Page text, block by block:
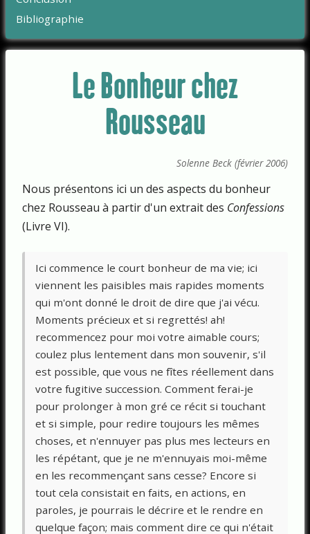
Bibliographie
Le Bonheur chez
Rousseau
Solenne Beck (février 2006)
Nous présentons ici un des aspects du bonheur
chez Rousseau à partir d'un extrait des Confessions
(Livre VI).
Ici commence le court bonheur de ma vie; ici
viennent les paisibles mais rapides moments
qui m'ont donné le droit de dire que j'ai vécu.
Moments précieux et si regrettés! ah!
recommencez pour moi votre aimable cours;
coulez plus lentement dans mon souvenir, s'il
est possible, que vous ne fîtes réellement dans
votre fugitive succession. Comment ferai-je
pour prolonger à mon gré ce récit si touchant
et si simple, pour redire toujours les mêmes
choses, et n'ennuyer pas plus mes lecteurs en
les répétant, que je ne m'ennuyais moi-même
en les recommençant sans cesse? Encore si
tout cela consistait en faits, en actions, en
paroles, je pourrais le décrire et le rendre en
quelque façon; mais comment dire ce qui n'était